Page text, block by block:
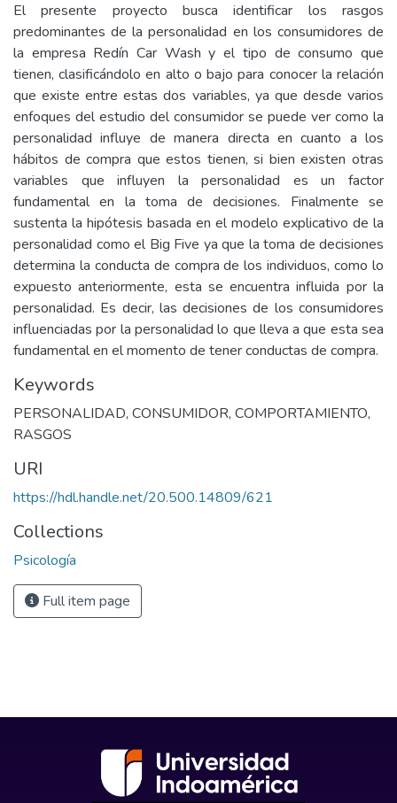
El presente proyecto busca identificar los rasgos
predominantes de la personalidad en los consumidores de
la empresa Redín Car Wash y el tipo de consumo que
tienen, clasificándolo en alto o bajo para conocer la relación
que existe entre estas dos variables, ya que desde varios
enfoques del estudio del consumidor se puede ver como la
personalidad influye de manera directa en cuanto a los
hábitos de compra que estos tienen, si bien existen otras
variables que influyen la personalidad es un factor
fundamental en la toma de decisiones. Finalmente se
sustenta la hipótesis basada en el modelo explicativo de la
personalidad como el Big Five ya que la toma de decisiones
determina la conducta de compra de los individuos, como lo
expuesto anteriormente, esta se encuentra influida por la
personalidad. Es decir, las decisiones de los consumidores
influenciadas por la personalidad lo que lleva a que esta sea
fundamental en el momento de tener conductas de compra.
Keywords
PERSONALIDAD, CONSUMIDOR, COMPORTAMIENTO,
RASGOS
URI
https://hdl.handle.net/20.500.14809/621
Collections
Psicología
Full item page